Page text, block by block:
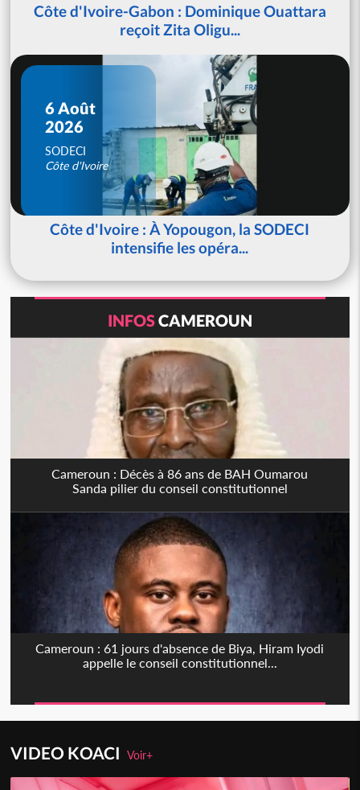
Côte d'Ivoire-Gabon : Dominique Ouattara
reçoit Zita Oligu...
6 Août
2026
SODECI
Côte d'Ivoire
Côte d'Ivoire : À Yopougon, la SODECI
intensifie les opéra...
INFOSCAMEROUN
Cameroun : Décès à 86 ans de BAH Oumarou
Sanda pilier du conseil constitutionnel
Cameroun : 61 jours d'absence de Biya, Hiram Iyodi
appelle le conseil constitutionnel...
VIDEO KOACIVoir+